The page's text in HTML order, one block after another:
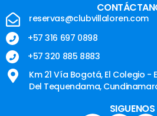
reservas@clubvillaloren.com
+57 316 697 0898
+57 320 885 8883
Km 21 Vía Bogotá, El Colegio -
Del Tequendama,
SIGUENOS